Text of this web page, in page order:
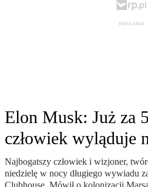
Elon Musk: Już za
człowiek wyląduje
Najbogatszy człowiek i wizjoner,
niedzielę w nocy długiego wywiadu
Clubhouse. Mówił o kolonizacji